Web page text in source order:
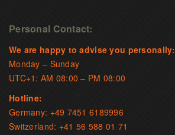
Personal Contact:
We are happy to advise you personally:
Monday – Sunday
UTC+1: AM 08:00 – PM 08:00
Hotline:
Germany: +49 7451 6189996
Switzerland: +41 56 588 01 71